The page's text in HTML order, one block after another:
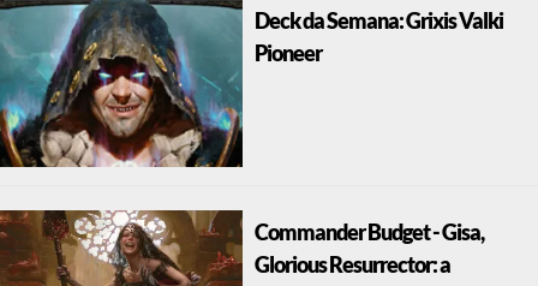
Deck da Semana: Grixis Valki
Pioneer
Commander Budget - Gisa,
Glorious Resurrector: a